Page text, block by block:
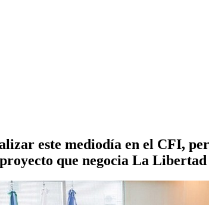
este mediodía en el CFI,
que negocia La Libertad